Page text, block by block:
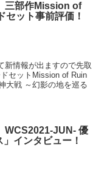
三部作Mission of
セット事前評価！
新情報が出ますので先取
セットMission of Ruin
大戦 ～幻影の地を巡る
WCS2021-JUN- 優
インタビュー！